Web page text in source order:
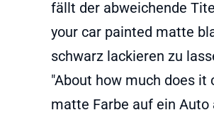
fällt der abweichende
your car painted matte
schwarz lackieren zu
"About how much does it
matte Farbe auf ein Auto